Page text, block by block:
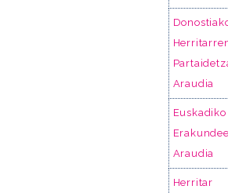
Araudia
Euskadiko
Araudia
Herritar